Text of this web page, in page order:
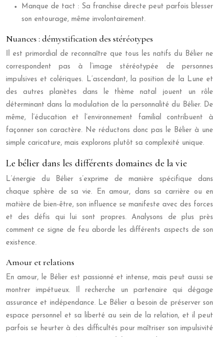
Manque de tact : Sa franchise directe peut parfois blesser
son entourage, même involontairement.
Nuances : démystification des stéréotypes
Il est primordial de reconnaître que tous les natifs du Bélier ne
correspondent pas à l’image stéréotypée de personnes
impulsives et colériques. L’ascendant, la position de la Lune et
des autres planètes dans le thème natal jouent un rôle
déterminant dans la modulation de la personnalité du Bélier. De
même, l’éducation et l’environnement familial contribuent à
façonner son caractère. Ne réductons donc pas le Bélier à une
simple caricature, mais explorons plutôt sa complexité unique.
Le bélier dans les différents domaines de la vie
L’énergie du Bélier s’exprime de manière spécifique dans
chaque sphère de sa vie. En amour, dans sa carrière ou en
matière de bien-être, son influence se manifeste avec des forces
et des défis qui lui sont propres. Analysons de plus près
comment ce signe de feu aborde les différents aspects de son
existence.
Amour et relations
En amour, le Bélier est passionné et intense, mais peut aussi se
montrer impétueux. Il recherche un partenaire qui dégage
assurance et indépendance. Le Bélier a besoin de préserver son
espace personnel et sa liberté au sein de la relation, et il peut
parfois se heurter à des difficultés pour maîtriser son impulsivité